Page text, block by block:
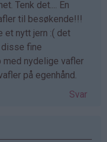
Tenk det.... En
til besøkende!!!
et nytt jern :( det
fine
med nydelige vafler
på egenhånd.
Svar